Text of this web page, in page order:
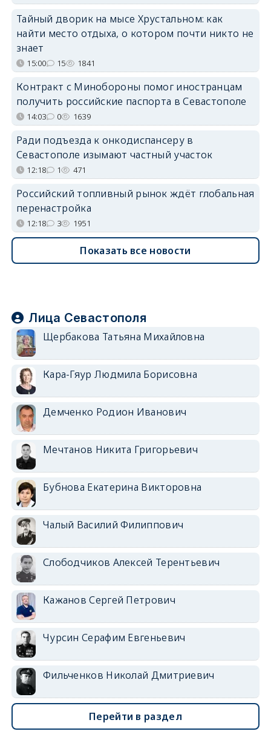
Тайный дворик на мысе Хрустальном: как
найти место отдыха, о котором почти никто не
знает
15:00 15 1841
Контракт с Минобороны помог иностранцам
получить российские паспорта в Севастополе
14:03 0 1639
Ради подъезда к онкодиспансеру в
Севастополе изымают частный участок
12:18 1 471
Российский топливный рынок ждёт глобальная
перенастройка
12:18 3 1951
Показать все новости
Лица Севастополя
Щербакова Татьяна Михайловна
Кара-Гяур Людмила Борисовна
Демченко Родион Иванович
Мечтанов Никита Григорьевич
Бубнова Екатерина Викторовна
Чалый Василий Филиппович
Слободчиков Алексей Терентьевич
Кажанов Сергей Петрович
Чурсин Серафим Евгеньевич
Фильченков Николай Дмитриевич
Перейти в раздел